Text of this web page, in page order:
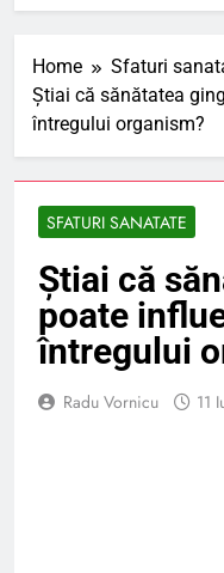
Home
Sfaturi
Știai că sănătatea
întregului organism?
SFATURI SANATATE
Știai că
poate
întregului
Radu Vornicu 11